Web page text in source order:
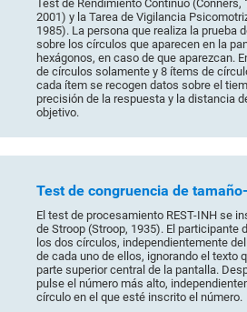
Test de Rendimiento Continuo (Conners,
2001) y la Tarea de Vigilancia
1985). La persona que realiza la prueba
sobre los círculos que aparecen en la
hexágonos, en caso de que aparezcan.
de círculos solamente y 8 ítems de
cada ítem se recogen datos sobre el
precisión de la respuesta y la distancia
objetivo.
Test de congruencia de
El test de procesamiento REST-INH se
de Stroop (Stroop, 1935). El participante
los dos círculos, independientemente
de cada uno de ellos, ignorando el texto
parte superior central de la pantalla.
pulse el número más alto,
círculo en el que esté inscrito el número.